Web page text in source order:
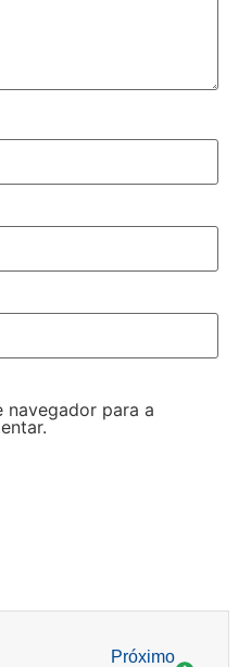
navegador para a
Próximo